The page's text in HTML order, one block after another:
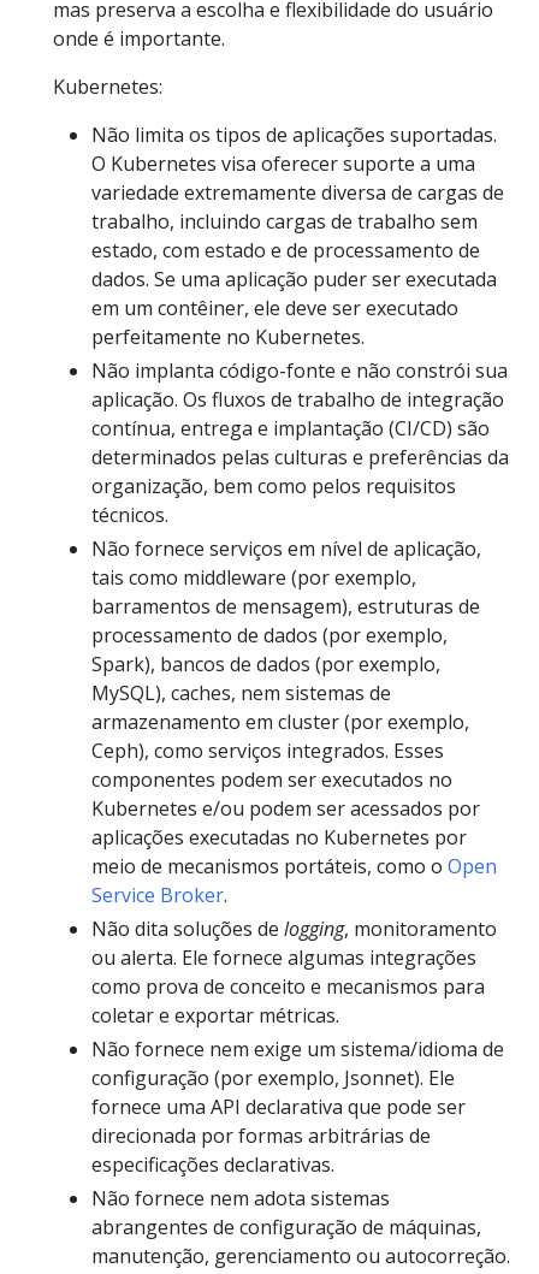
mas preserva a escolha e flexibilidade do usuário
onde é importante.
Kubernetes:
Não limita os tipos de aplicações suportadas.
O Kubernetes visa oferecer suporte a uma
variedade extremamente diversa de cargas de
trabalho, incluindo cargas de trabalho sem
estado, com estado e de processamento de
dados. Se uma aplicação puder ser executada
em um contêiner, ele deve ser executado
perfeitamente no Kubernetes.
Não implanta código-fonte e não constrói sua
aplicação. Os fluxos de trabalho de integração
contínua, entrega e implantação (CI/CD) são
determinados pelas culturas e preferências da
organização, bem como pelos requisitos
técnicos.
Não fornece serviços em nível de aplicação,
tais como middleware (por exemplo,
barramentos de mensagem), estruturas de
processamento de dados (por exemplo,
Spark), bancos de dados (por exemplo,
MySQL), caches, nem sistemas de
armazenamento em cluster (por exemplo,
Ceph), como serviços integrados. Esses
componentes podem ser executados no
Kubernetes e/ou podem ser acessados por
aplicações executadas no Kubernetes por
meio de mecanismos portáteis, como o Open
Service Broker.
Não dita soluções de logging, monitoramento
ou alerta. Ele fornece algumas integrações
como prova de conceito e mecanismos para
coletar e exportar métricas.
Não fornece nem exige um sistema/idioma de
configuração (por exemplo, Jsonnet). Ele
fornece uma API declarativa que pode ser
direcionada por formas arbitrárias de
especificações declarativas.
Não fornece nem adota sistemas
abrangentes de configuração de máquinas,
manutenção, gerenciamento ou autocorreção.